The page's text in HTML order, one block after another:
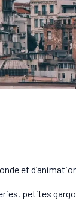
et
petites